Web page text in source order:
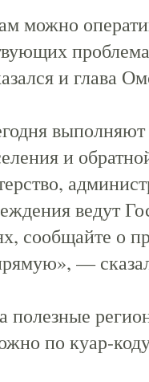
можно
и глава
и
ведут
сообщайте о
—
по куар-